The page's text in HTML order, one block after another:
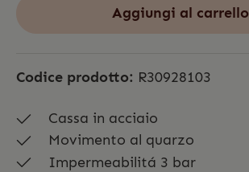
Aggiungi al carrello
Codice prodotto: R30928103
Cassa in acciaio
Movimento al quarzo
Impermeabilitá 3 bar